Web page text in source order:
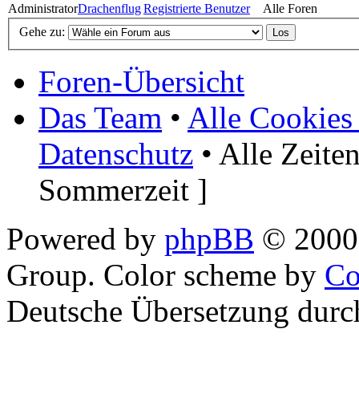
AdministratorDrachenflugRegistrierte Benutzer
Alle Foren
Gehe zu:
Foren-Übersicht
Das Team • Alle Cookies
Datenschutz • Alle
Sommerzeit ]
Powered by phpBB ©
Group. Color scheme by
Deutsche Übersetzung